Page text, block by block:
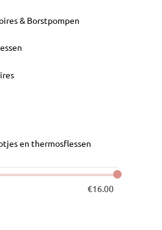
& Borstpompen
en thermosflessen
€16.00